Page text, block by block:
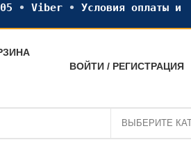
• Viber• Условия оплаты и
ВОЙТИ / РЕГИСТРАЦИЯ